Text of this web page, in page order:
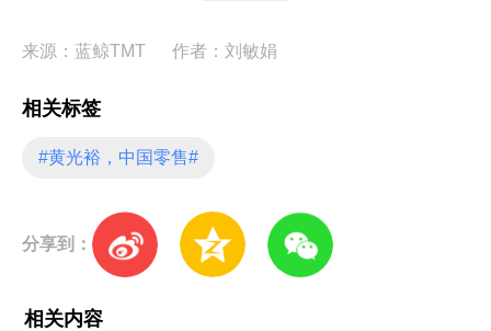
来源：蓝鲸TMT 作者：刘敏娟
相关标签
#黄光裕，中国零售#
分享到：
相关内容